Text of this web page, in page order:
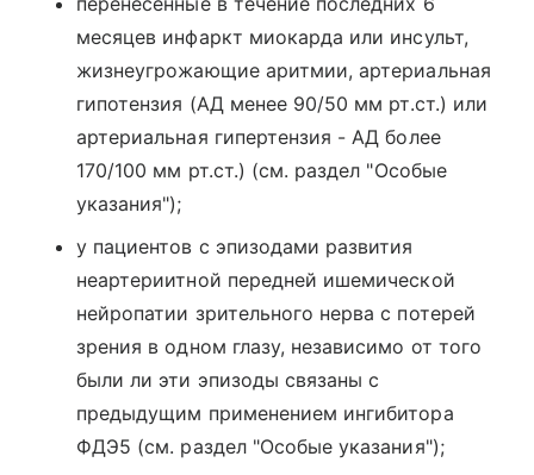
месяцев инфаркт миокарда или инсульт,
жизнеугрожающие аритмии, артериальная
гипотензия (АД менее 90/50 мм рт.ст.) или
артериальная гипертензия - АД более
170/100 мм рт.ст.) (см. раздел "Особые
указания");
у пациентов с эпизодами развития
неартериитной передней ишемической
нейропатии зрительного нерва с потерей
зрения в одном глазу, независимо от того
были ли эти эпизоды связаны с
предыдущим применением ингибитора
ФДЭ5 (см. раздел "Особые указания");